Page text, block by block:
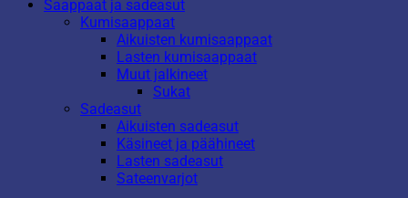
Saappaat ja sadeasut
Kumisaappaat
Aikuisten kumisaappaat
Lasten kumisaappaat
Muut jalkineet
Sukat
Sadeasut
Aikuisten sadeasut
Käsineet ja päähineet
Lasten sadeasut
Sateenvarjot